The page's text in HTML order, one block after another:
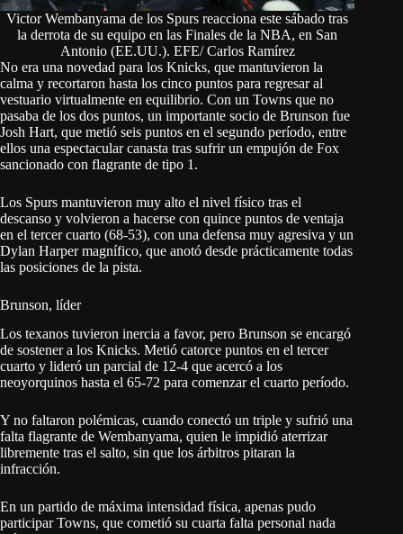
Victor Wembanyama de los Spurs reacciona este sábado tras
la derrota de su equipo en las Finales de la NBA, en San
Antonio (EE.UU.). EFE/ Carlos Ramírez
No era una novedad para los Knicks, que mantuvieron la
calma y recortaron hasta los cinco puntos para regresar al
vestuario virtualmente en equilibrio. Con un Towns que no
pasaba de los dos puntos, un importante socio de Brunson fue
Josh Hart, que metió seis puntos en el segundo período, entre
ellos una espectacular canasta tras sufrir un empujón de Fox
sancionado con flagrante de tipo 1.
Los Spurs mantuvieron muy alto el nivel físico tras el
descanso y volvieron a hacerse con quince puntos de ventaja
en el tercer cuarto (68-53), con una defensa muy agresiva y un
Dylan Harper magnífico, que anotó desde prácticamente todas
las posiciones de la pista.
Brunson, líder
Los texanos tuvieron inercia a favor, pero Brunson se encargó
de sostener a los Knicks. Metió catorce puntos en el tercer
cuarto y lideró un parcial de 12-4 que acercó a los
neoyorquinos hasta el 65-72 para comenzar el cuarto período.
Y no faltaron polémicas, cuando conectó un triple y sufrió una
falta flagrante de Wembanyama, quien le impidió aterrizar
libremente tras el salto, sin que los árbitros pitaran la
infracción.
En un partido de máxima intensidad física, apenas pudo
participar Towns, que cometió su cuarta falta personal nada